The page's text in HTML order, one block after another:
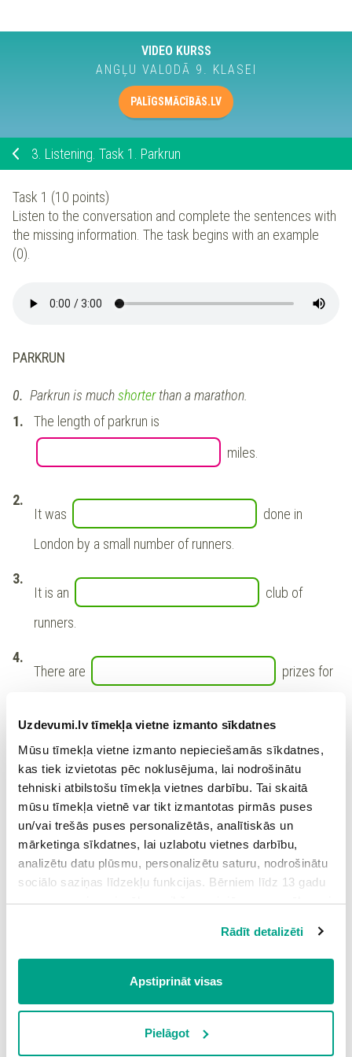
Uzdevumi.lv tīmekļa vietne izmanto sīkdatnes
Mūsu tīmekļa vietne izmanto nepieciešamās sīkdatnes,
kas tiek izvietotas pēc noklusējuma, lai nodrošinātu
tehniski atbilstošu tīmekļa vietnes darbību. Tai skaitā
mūsu tīmekļa vietnē var tikt izmantotas pirmās puses
un/vai trešās puses personalizētās, analītiskās un
mārketinga sīkdatnes, lai uzlabotu vietnes darbību,
analizētu datu plūsmu, personalizētu saturu, nodrošinātu
sociālo saziņas līdzekļu funkcijas. Bērniem līdz 13 gadu
vecumam pirms izvēles veikšanas ir jāprasa vecāka vai
Spiežot uz pogas “Apstiprināt visas”, Jūs piekrītat visām
sīkdatnēm, kas atrodas šajā tīmekļa vietnē, ieskaitot
trešo pušu mārketinga sīkdatnes. Spiežot uz pogas
vietnē, izņemot “Nepieciešamās” sīkdatnes, kuru
izmantošanai nav nepieciešams iegūt lietotāja piekrišanu.
Spiežot uz pogas “Apstiprināt izvēlētās”, Jūs varat mainīt
Rādīt detalizēti
Apstiprināt visas
Pielāgot
VIDEO KURSS
ANGĻU VALODĀ 9. KLASEI
PALĪGSMĀCĪBĀS.LV
3. Listening. Task 1. Parkrun
Task 1 (10 points)
Listen to the conversation and complete the sentences with
the missing information. The task begins with an example
(0).
PARKRUN
0. Parkrun is muchshorterthan a marathon.
The length of parkrun is
miles.
It was
done in
London by a small number of runners.
It is an
club of
runners.
There are
prizes for
The aim of the run is to
people of all
ages.
The participants do not need to be
to take part in the
run.
In Scotland the race starts at
mornings can be quite dark.